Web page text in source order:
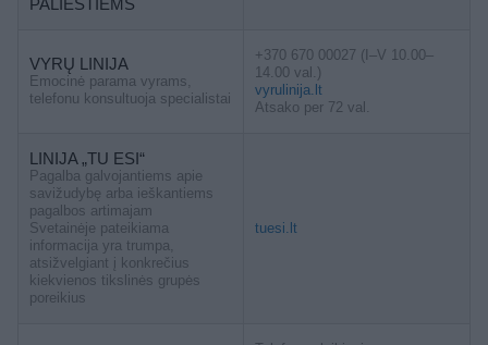
PALIESTIEMS
VYRŲ LINIJA
Emocinė parama vyrams,
telefonu konsultuoja specialistai
+370 670 00027 (I–V 10.00–
14.00 val.)
vyrulinija.lt
Atsako per 72 val.
LINIJA „TU ESI“
Pagalba galvojantiems apie
savižudybę arba ieškantiems
pagalbos artimajam
Svetainėje pateikiama
informacija yra trumpa,
atsižvelgiant į konkrečius
kiekvienos tikslinės grupės
poreikius
tuesi.lt